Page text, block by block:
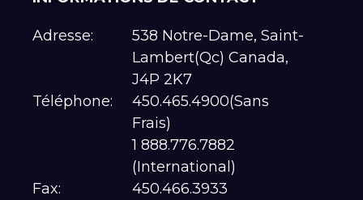
Adresse:
538 Notre-Dame, Saint-
Lambert(Qc) Canada,
J4P 2K7
Téléphone:
450.465.4900(Sans
Frais)
1 888.776.7882
(International)
Fax:
450.466.3933